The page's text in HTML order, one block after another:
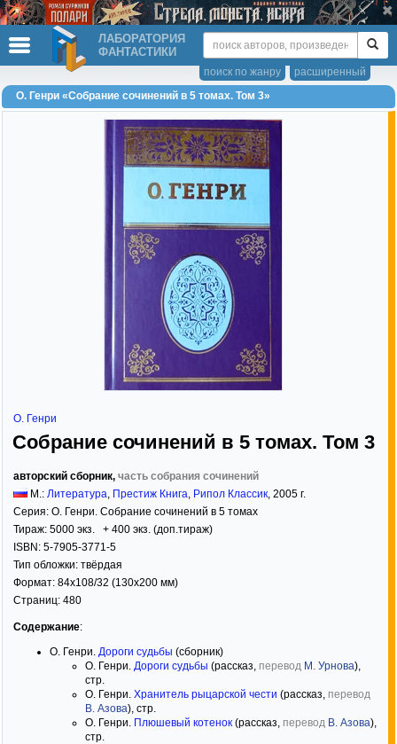
ЛАБОРАТОРИЯ
ФАНТАСТИКИ
расширенный
поиск по жанру
О. Генри «Собрание сочинений в 5 томах. Том 3»
О. Генри
Собрание сочинений в 5 томах. Том 3
авторский сборник, часть собрания сочинений
М.: Литература, Престиж Книга, Рипол Классик, 2005 г.
Серия: О. Генри. Собрание сочинений в 5 томах
Тираж: 5000 экз. + 400 экз. (доп.тираж)
ISBN: 5-7905-3771-5
Тип обложки: твёрдая
Формат: 84x108/32 (130x200 мм)
Страниц: 480
Содержание:
О. Генри. Дороги судьбы (сборник)
О. Генри. Дороги судьбы (рассказ, перевод М. Урнова),
стр.
О. Генри. Хранитель рыцарской чести (рассказ, перевод
В. Азова), стр.
О. Генри. Плюшевый котенок (рассказ, перевод В. Азова),
стр.